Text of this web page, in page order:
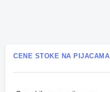
CENE STOKE NA PIJACAMA